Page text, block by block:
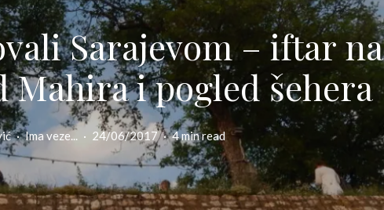
Sarajevom – iftar na
Mahira i pogled šehera
· Ima veze... · 24/06/2017 · 4 min read